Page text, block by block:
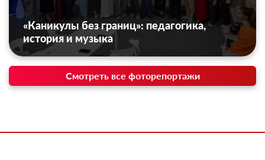
«Каникулы без границ»: педагогика,
история и музыка
Смотреть все фоторепортажи